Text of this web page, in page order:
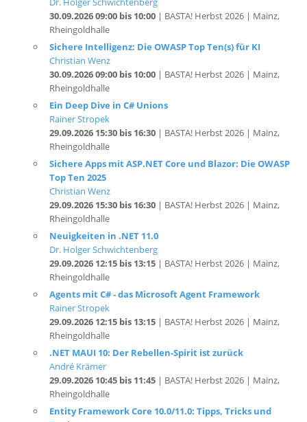
Sichere Intelligenz: Die OWASP Top Ten(s) für KI
Christian Wenz
30.09.2026 09:00 bis 10:00| BASTA! Herbst 2026 | Mainz,
Rheingoldhalle
Ein Deep Dive in C# Unions
Rainer Stropek
29.09.2026 15:30 bis 16:30| BASTA! Herbst 2026 | Mainz,
Rheingoldhalle
Sichere Apps mit ASP.NET Core und Blazor: Die OWASP
Top Ten 2025
Christian Wenz
29.09.2026 15:30 bis 16:30
Rheingoldhalle
Neuigkeiten in .NET 11.0
Dr. Holger Schwichtenberg
29.09.2026 12:15 bis 13:15| BASTA! Herbst 2026 | Mainz,
Rheingoldhalle
Agents mit C# - das Microsoft Agent Framework
Rainer Stropek
29.09.2026 12:15 bis 13:15| BASTA! Herbst 2026 | Mainz,
Rheingoldhalle
.NET MAUI 10: Der Rebellen-Spirit ist zurück
André Krämer
29.09.2026 10:45 bis 11:45| BASTA! Herbst 2026 | Mainz,
Rheingoldhalle
Entity Framework Core 10.0/11.0: Tipps, Tricks und
Tuning
Dr. Holger Schwichtenberg